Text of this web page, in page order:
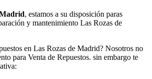
, estamos a su disposición paras
y mantenimiento Las Rozas de
en Las Rozas de Madrid? Nosotros no
para Venta de Repuestos. sin embargo te